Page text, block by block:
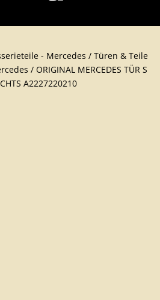
- Mercedes / Türen & Teile
/ ORIGINAL MERCEDES TÜR S
A2227220210